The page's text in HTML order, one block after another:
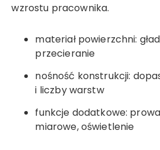
wzrostu pracownika.
materiał powierzchni:
przecieranie
nośność konstrukcji:
i liczby warstw
funkcje dodatkowe:
miarowe, oświetlenie